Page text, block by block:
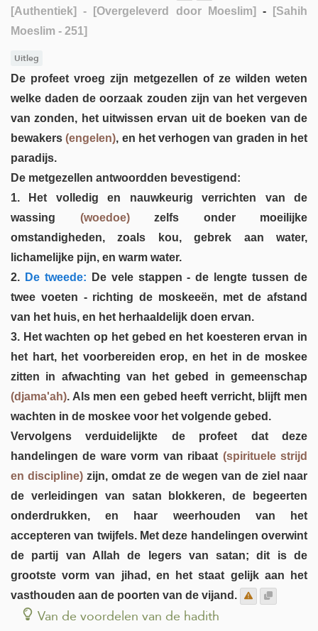
[Authentiek]
- [Overgeleverd door Moeslim] -
[Sahih
Moeslim - 251]
Uitleg
De profeet vroeg zijn metgezellen of ze wilden weten
welke daden de oorzaak zouden zijn van het vergeven
van zonden, het uitwissen ervan uit de boeken van de
bewakers(engelen), en het verhogen van graden in het
paradijs.
De metgezellen antwoordden bevestigend:
1. Het volledig en nauwkeurig verrichten van de
wassing (woedoe)zelfs onder moeilijke
omstandigheden, zoals kou, gebrek aan water,
lichamelijke pijn, en warm water.
2. De tweede: De vele stappen - de lengte tussen de
twee voeten - richting de moskeeën, met de afstand
van het huis, en het herhaaldelijk doen ervan.
3. Het wachten op het gebed en het koesteren ervan in
het hart, het voorbereiden erop, en het in de moskee
zitten in afwachting van het gebed in gemeenschap
(djama'ah). Als men een gebed heeft verricht, blijft men
wachten in de moskee voor het volgende gebed.
Vervolgens verduidelijkte de profeet dat deze
handelingen de ware vorm van ribaat (spirituele strijd
en discipline) zijn, omdat ze de wegen van de ziel naar
de verleidingen van satan blokkeren, de begeerten
onderdrukken, en haar weerhouden van het
accepteren van twijfels. Met deze handelingen overwint
de partij van Allah de legers van satan; dit is de
grootste vorm van jihad, en het staat gelijk aan het
vasthouden aan de poorten van de vijand.
Van de voordelen van de hadith